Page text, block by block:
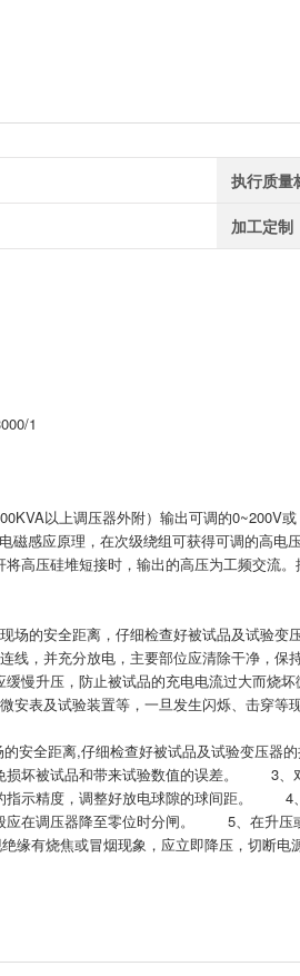
执行质量
加工定制
1
以上调压器外附）输出可调的0~200V或
磁感应原理，在次级绕组可获得可调的高
高压硅堆短接时，输出的高压为工频交流。
场的安全距离，仔细检查好被试品及试验变
，并充分放电，主要部位应清除干净，
慢升压，防止被试品的充电电流过大而烧
表及试验装置等，一旦发生闪烁、击穿等
的安全距离,仔细检查好被试品及试验变压
损坏被试品和带来试验数值的误差。 3、
指示精度，调整好放电球隙的球间距。 4
应在调压器降至零位时分闸。 5、在升压
缘有烧焦或冒烟现象，应立即降压，切断电